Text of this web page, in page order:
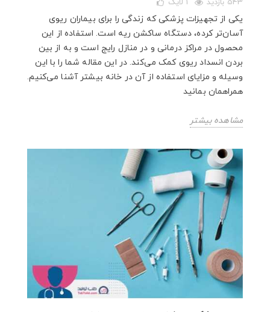
543 بازدید 1 لایک
یکی از تجهیزات پزشکی که زندگی را برای بیماران ریوی
آسان‌تر کرده، دستگاه ساکشن ریه است. استفاده از این
محصول در مراکز درمانی و در منازل رایج است و به از بین
بردن انسداد ریوی کمک می‌کند. در این مقاله شما را با این
وسیله و مزایای استفاده از آن در خانه بیشتر آشنا می‌کنیم.
همراهمان بمانید
مشاهده بیشتر